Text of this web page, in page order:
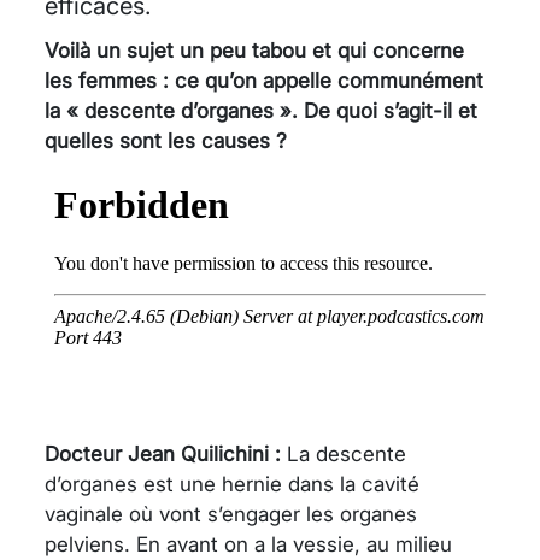
efficaces.
Voilà un sujet un peu tabou et qui concerne
les femmes : ce qu’on appelle communément
la « descente d’organes ». De quoi s’agit-il et
quelles sont les causes ?
Docteur Jean Quilichini : La descente
d’organes est une hernie dans la cavité
vaginale où vont s’engager les organes
pelviens. En avant on a la vessie, au milieu